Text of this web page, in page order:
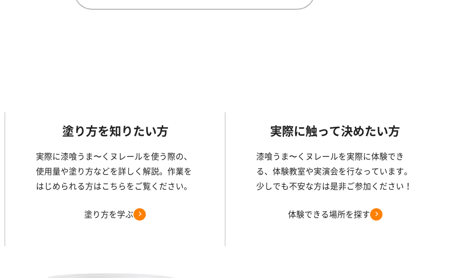
塗り方を知りたい方
実際に漆喰うま〜くヌレールを使う際の、
使用量や塗り方などを詳しく解説。作業を
はじめられる方はこちらをご覧ください。
塗り方を学ぶ
実際に触って決めたい方
漆喰うま〜くヌレールを実際に体験でき
る、体験教室や実演会を行なっています。
少しでも不安な方は是非ご参加ください！
体験できる場所を探す